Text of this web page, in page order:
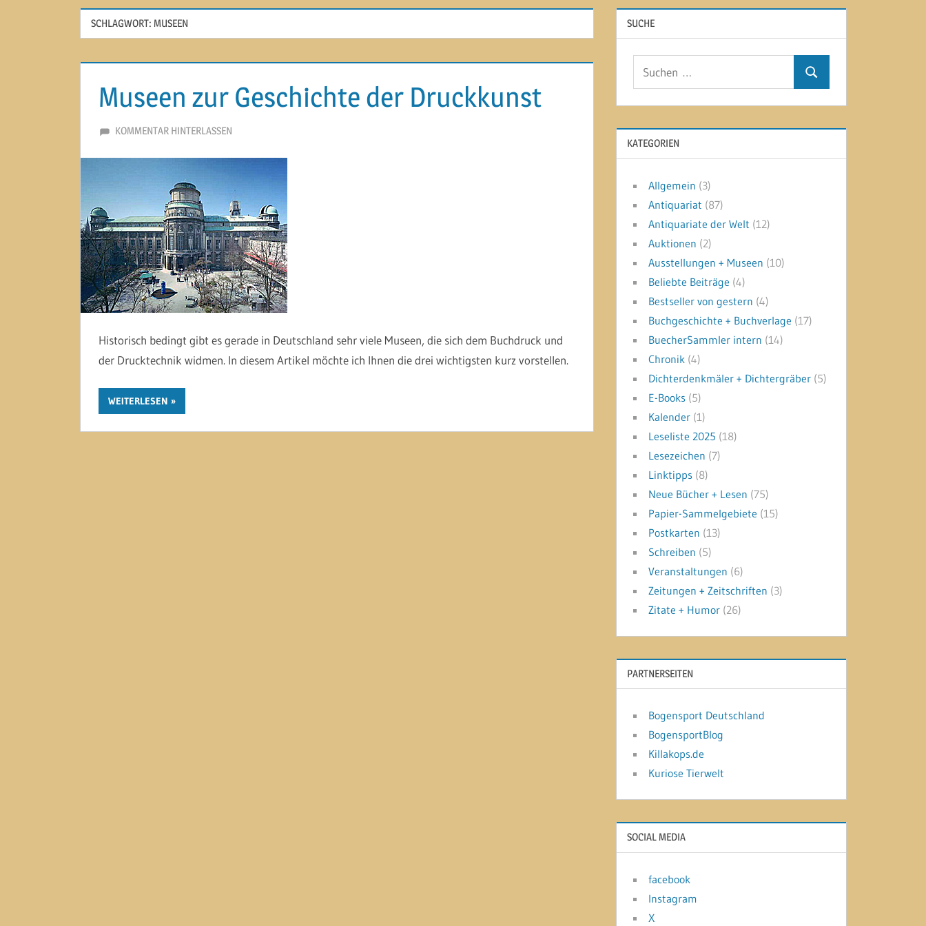
SCHLAGWORT: MUSEEN
Museen zur Geschichte der Druckkunst
24. MAI 2018
MARTINA BERG
KOMMENTAR HINTERLASSEN
Historisch bedingt gibt es gerade in Deutschland sehr viele Museen, die sich dem Buchdruck und
der Drucktechnik widmen. In diesem Artikel möchte ich Ihnen die drei wichtigsten kurz vorstellen.
WEITERLESEN
SUCHE
Suchen
KATEGORIEN
Allgemein (3)
Antiquariat (87)
Antiquariate der Welt (12)
Auktionen (2)
Ausstellungen + Museen (10)
Beliebte Beiträge (4)
Bestseller von gestern (4)
Buchgeschichte + Buchverlage (17)
BuecherSammler intern (14)
Chronik (4)
Dichterdenkmäler + Dichtergräber (5)
E-Books (5)
Kalender (1)
Leseliste 2025 (18)
Lesezeichen (7)
Linktipps (8)
Neue Bücher + Lesen (75)
Papier-Sammelgebiete (15)
Postkarten (13)
Schreiben (5)
Veranstaltungen (6)
Zeitungen + Zeitschriften (3)
Zitate + Humor (26)
PARTNERSEITEN
Bogensport Deutschland
BogensportBlog
Killakops.de
Kuriose Tierwelt
SOCIAL MEDIA
facebook
Instagram
X